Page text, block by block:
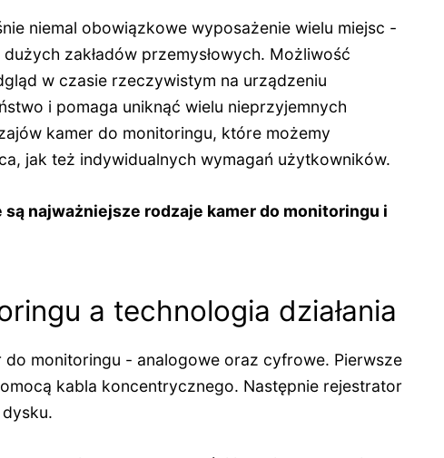
niemal obowiązkowe wyposażenie wielu miejsc -
zakładów przemysłowych. Możliwość
w czasie rzeczywistym na urządzeniu
i pomaga uniknąć wielu nieprzyjemnych
kamer do monitoringu, które możemy
jak też indywidualnych wymagań użytkowników.
są najważniejsze rodzaje kamer do monitoringu i
a technologia działania
monitoringu - analogowe oraz cyfrowe. Pierwsze
kabla koncentrycznego. Następnie rejestrator